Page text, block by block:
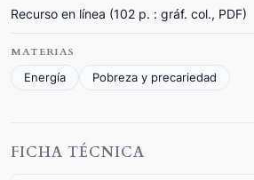
Recurso en línea (102 p. : gráf. col., PDF)
MATERIAS
Energía
Pobreza y precariedad
FICHA TÉCNICA